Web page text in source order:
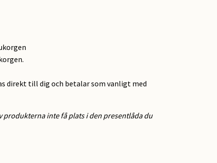
direkt till dig och betalar som vanligt med
produkterna inte få plats i den presentlåda du